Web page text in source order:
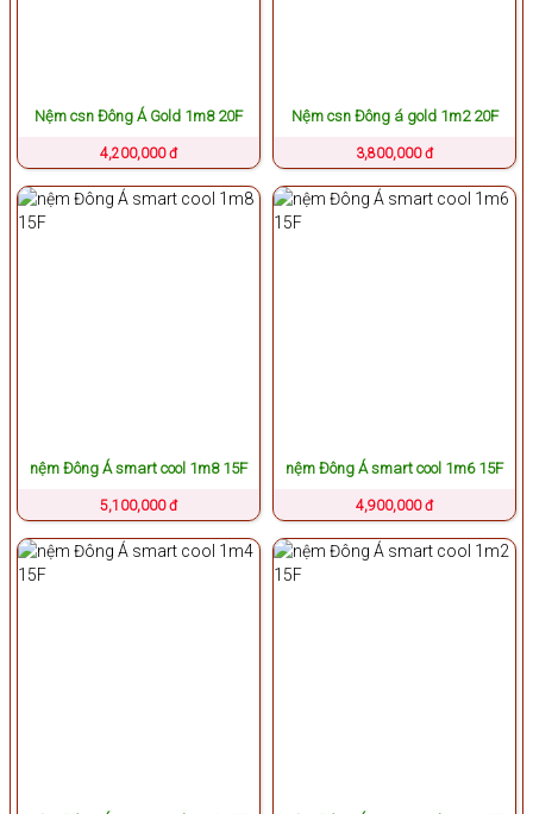
Nệm csn Đông Á Gold 1m8 20F
4,200,000 đ
Nệm csn Đông á gold 1m2 20F
3,800,000 đ
nệm Đông Á smart cool 1m8 15F
5,100,000 đ
nệm Đông Á smart cool 1m6 15F
4,900,000 đ